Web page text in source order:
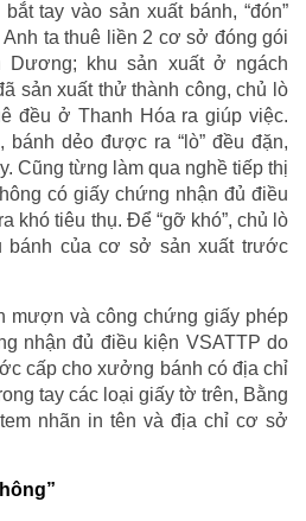
tay vào sản xuất bánh, “đón”
Anh ta thuê liền 2 cơ sở đóng gói
Dương; khu sản xuất ở ngách
sản xuất thử thành công, chủ lò
đều ở Thanh Hóa ra giúp việc.
dẻo được ra “lò” đều đặn,
Cũng từng làm qua nghề tiếp thị
có giấy chứng nhận đủ điều
khó tiêu thụ. Để “gỡ khó”, chủ lò
bánh của cơ sở sản xuất trước
mượn và công chứng giấy phép
nhận đủ điều kiện VSATTP do
cấp cho xưởng bánh có địa chỉ
tay các loại giấy tờ trên, Bằng
nhãn in tên và địa chỉ cơ sở